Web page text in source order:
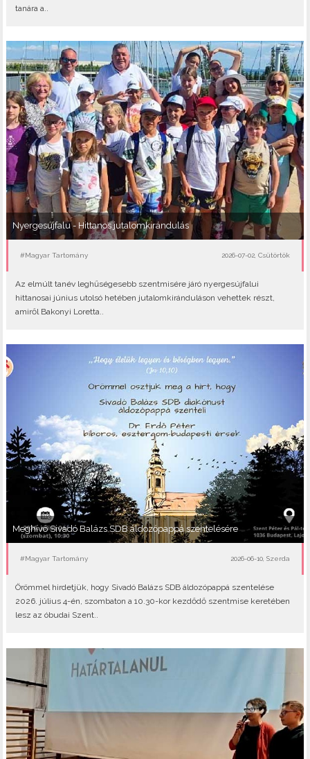
tanára a..
Nyergesújfalu - Hittanos jutalomkirándulás
#Magyar Tartomány 2026-07-02, Csütörtök
Az elmúlt tanév leghűségesebb szentmisére járó nyergesújfalui
hittanosai június utolsó hetében jutalomkiránduláson vehettek részt,
amiről Bakonyi Loretta..
Meghívó Sivadó Balázs SDB áldozópappá szentelésére
#Magyar Tartomány 2026-06-10, Szerda
Örömmel hirdetjük, hogy Sivadó Balázs SDB áldozópappá szentelése
2026. július 4-én, szombaton a 10.30-kor kezdődő szentmise keretében
lesz az óbudai Szent..